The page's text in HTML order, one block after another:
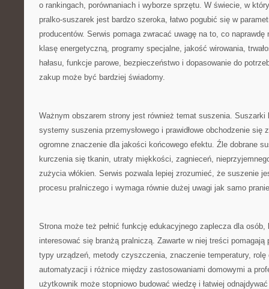
o rankingach, porównaniach i wyborze sprzętu. W świecie, w
pralko-suszarek jest bardzo szeroka, łatwo pogubić się w
producentów. Serwis pomaga zwracać uwagę na to, co
klasę energetyczną, programy specjalne, jakość wirowania,
hałasu, funkcje parowe, bezpieczeństwo i dopasowanie do
zakup może być bardziej świadomy.
Ważnym obszarem strony jest również temat suszenia. Suszarki
systemy suszenia przemysłowego i prawidłowe obchodzenie
ogromne znaczenie dla jakości końcowego efektu. Źle dobrane
kurczenia się tkanin, utraty miękkości, zagnieceń,
zużycia włókien. Serwis pozwala lepiej zrozumieć, że suszenie
procesu pralniczego i wymaga równie dużej uwagi jak samo
Strona może też pełnić funkcję edukacyjnego zaplecza dla
interesować się branżą pralniczą. Zawarte w niej treści pomagają
typy urządzeń, metody czyszczenia, znaczenie temperatury, rolę
automatyzacji i różnice między zastosowaniami domowymi a
użytkownik może stopniowo budować wiedzę i łatwiej